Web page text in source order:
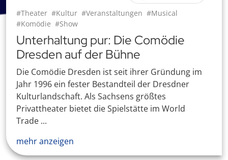
#Theater #Kultur #Veranstaltungen #Musical
#Komödie #Show
Unterhaltung pur: Die Comödie
Dresden auf der Bühne
Die Comödie Dresden ist seit ihrer Gründung im
Jahr 1996 ein fester Bestandteil der Dresdner
Kulturlandschaft. Als Sachsens größtes
Privattheater bietet die Spielstätte im World
Trade ...
mehr anzeigen